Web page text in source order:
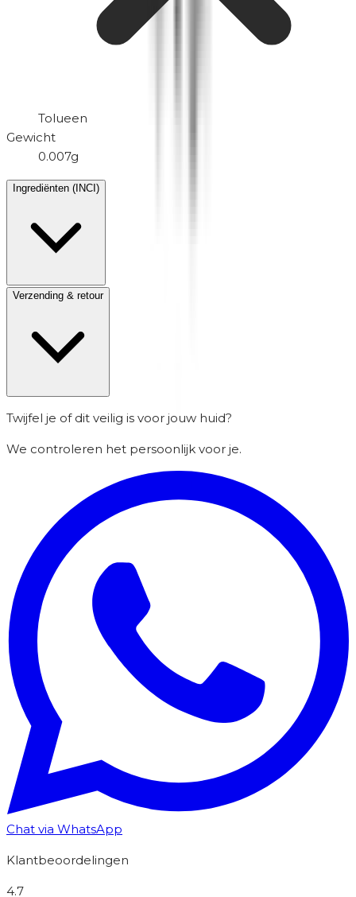
Tolueen
Gewicht
0.007g
Ingrediënten (INCI)
Verzending & retour
Twijfel je of dit veilig is voor jouw huid?
We controleren het persoonlijk voor je.
Chat via WhatsApp
Klantbeoordelingen
4.7